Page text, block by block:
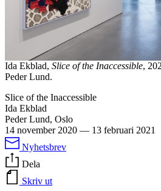
Ida Ekblad, Slice of the Inaccessible,
Peder Lund.
Slice of the Inaccessible
Ida Ekblad
Peder Lund, Oslo
14 november 2020 — 13 februari 2021
Nyhetsbrev
Dela
Skriv ut